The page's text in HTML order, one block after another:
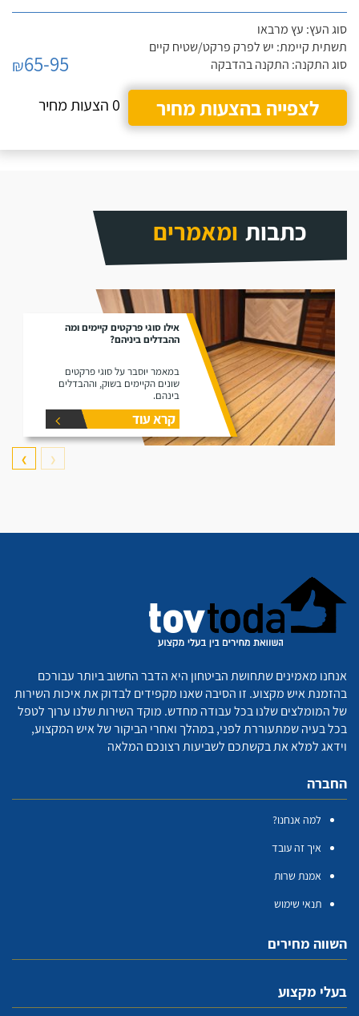
סוג העץ: עץ מרבאו
תשתית קיימת: יש לפרק פרקט/שטיח קיים
סוג התקנה: התקנה בהדבקה
₪65-95
לצפייה בהצעות מחיר
0 הצעות מחיר
כתבות ומאמרים
אילו סוגי פרקטים קיימים ומה
ההבדלים ביניהם?
במאמר יוסבר על סוגי פרקטים
שונים הקיימים בשוק, וההבדלים
בינהם.
קרא עוד
❮
❯
אנחנו מאמינים שתחושת הביטחון היא הדבר החשוב ביותר עבורכם
בהזמנת איש מקצוע. זו הסיבה שאנו מקפידים לבדוק את איכות השירות
של המומלצים שלנו בכל עבודה מחדש. מוקד השירות שלנו ערוך לטפל
בכל בעיה שמתעוררת לפני, במהלך ואחרי הביקור של איש המקצוע,
וידאג למלא את בקשתכם לשביעות רצונכם המלאה
החברה
למה אנחנו?
איך זה עובד
אמנת שרות
תנאי שימוש
השווה מחירים
בעלי מקצוע